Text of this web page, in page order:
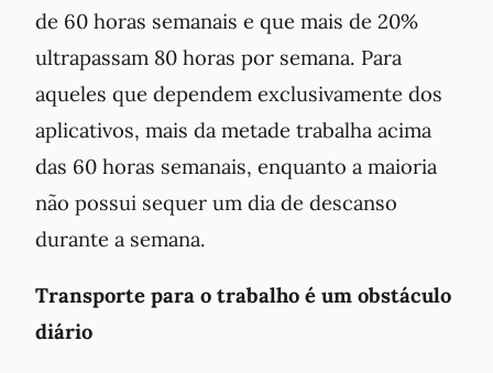
de 60 horas semanais e que mais de 20%
ultrapassam 80 horas por semana. Para
aqueles que dependem exclusivamente dos
aplicativos, mais da metade trabalha acima
das 60 horas semanais, enquanto a maioria
não possui sequer um dia de descanso
durante a semana.
Transporte para o trabalho é um obstáculo
diário